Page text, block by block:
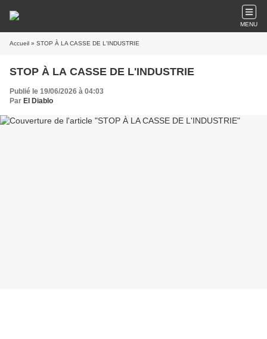
MENU
Accueil » STOP À LA CASSE DE L'INDUSTRIE
STOP À LA CASSE DE L'INDUSTRIE
Publié le 19/06/2026 à 04:03
Par El Diablo